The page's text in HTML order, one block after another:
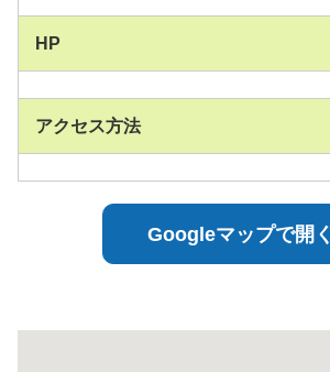
HP
アクセス方法
Googleマップで開く